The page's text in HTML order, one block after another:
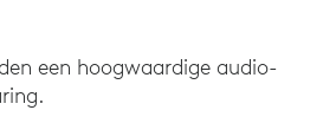
een hoogwaardige audio-